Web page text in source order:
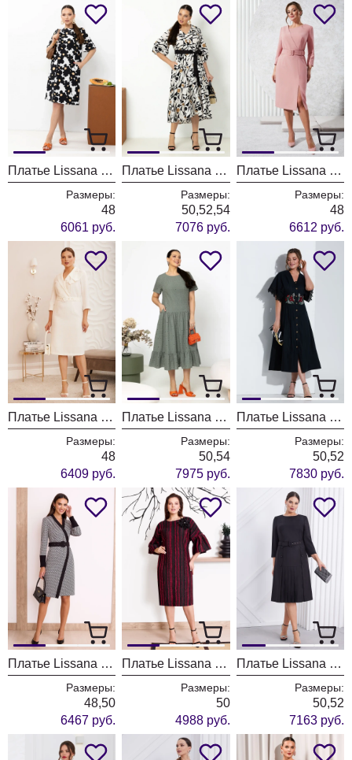
Платье Lissana 4908
Размеры:
48
6061 руб.
Платье Lissana 4887
Размеры:
50,52,54
7076 руб.
Платье Lissana 4900
Размеры:
48
6612 руб.
Платье Lissana 4766/1
Размеры:
48
6409 руб.
Платье Lissana 4892
Размеры:
50,54
7975 руб.
Платье Lissana 4867
Размеры:
50,52
7830 руб.
Платье Lissana 4858
Размеры:
48,50
6467 руб.
Платье Lissana 4859
Размеры:
50
4988 руб.
Платье Lissana 4759
Размеры:
50,52
7163 руб.